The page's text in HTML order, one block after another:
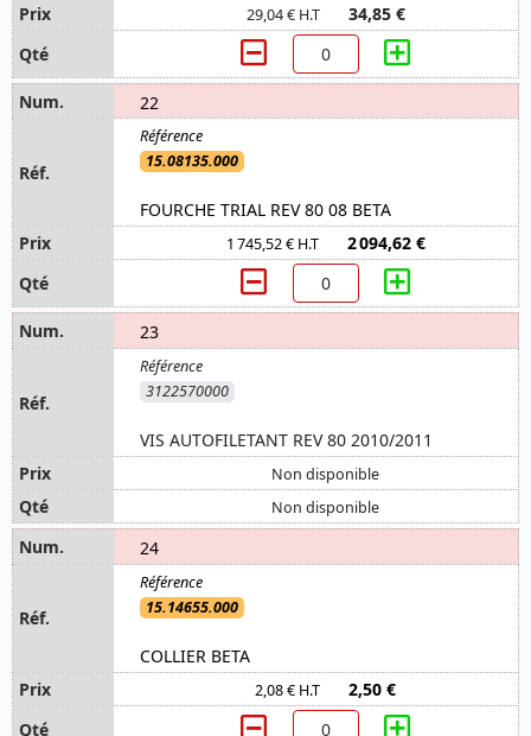
29,04 € H.T 34,85 €
22
15.08135.000
FOURCHE TRIAL REV 80 08 BETA
1 745,52 € H.T 2 094,62 €
23
3122570000
VIS AUTOFILETANT REV 80 2010/2011
Non disponible
Non disponible
24
15.14655.000
COLLIER BETA
2,08 € H.T 2,50 €